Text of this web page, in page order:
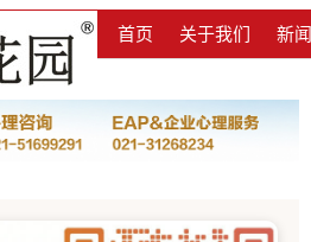
首页 关于我们 新